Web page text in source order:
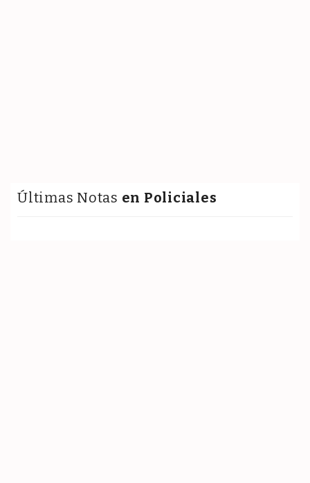
Últimas Notas en Policiales